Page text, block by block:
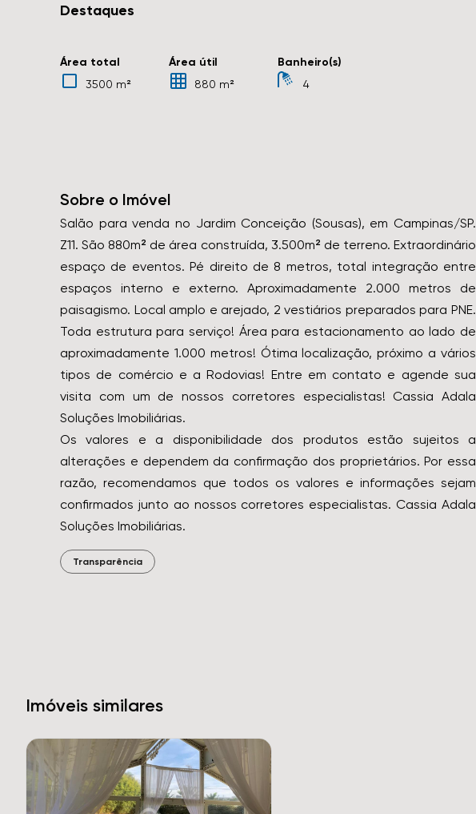
Destaques
Área total
3500 m²
Área útil
880 m²
Banheiro(s)
4
Sobre o Imóvel
Salão para venda no Jardim Conceição (Sousas), em Campinas/SP.
Z11. São 880m² de área construída, 3.500m² de terreno. Extraordinário
espaço de eventos. Pé direito de 8 metros, total integração entre
espaços interno e externo. Aproximadamente 2.000 metros de
paisagismo. Local amplo e arejado, 2 vestiários preparados para PNE.
Toda estrutura para serviço! Área para estacionamento ao lado de
aproximadamente 1.000 metros! Ótima localização, próximo a vários
tipos de comércio e a Rodovias! Entre em contato e agende sua
visita com um de nossos corretores especialistas! Cassia Adala
Soluções Imobiliárias.
Os valores e a disponibilidade dos produtos estão sujeitos a
alterações e dependem da confirmação dos proprietários. Por essa
razão, recomendamos que todos os valores e informações sejam
confirmados junto ao nossos corretores especialistas. Cassia Adala
Soluções Imobiliárias.
Transparência
Imóveis similares